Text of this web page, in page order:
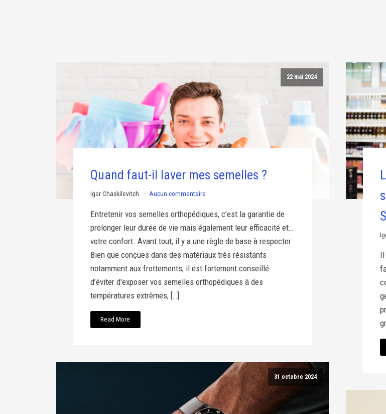
22 mai 2024
Quand faut-il laver mes semelles ?
Igor Chaskilevitch Aucun commentaire
Entretenir vos semelles orthopédiques, c’est la garantie de
prolonger leur durée de vie mais également leur efficacité et…
votre confort. Avant tout, il y a une règle de base à respecter
Bien que conçues dans des matériaux très résistants
notamment aux frottements, il est fortement conseillé
d’éviter d'exposer vos semelles orthopédiques à des
températures extrêmes, […]
Read More
31 octobre 2024
Il